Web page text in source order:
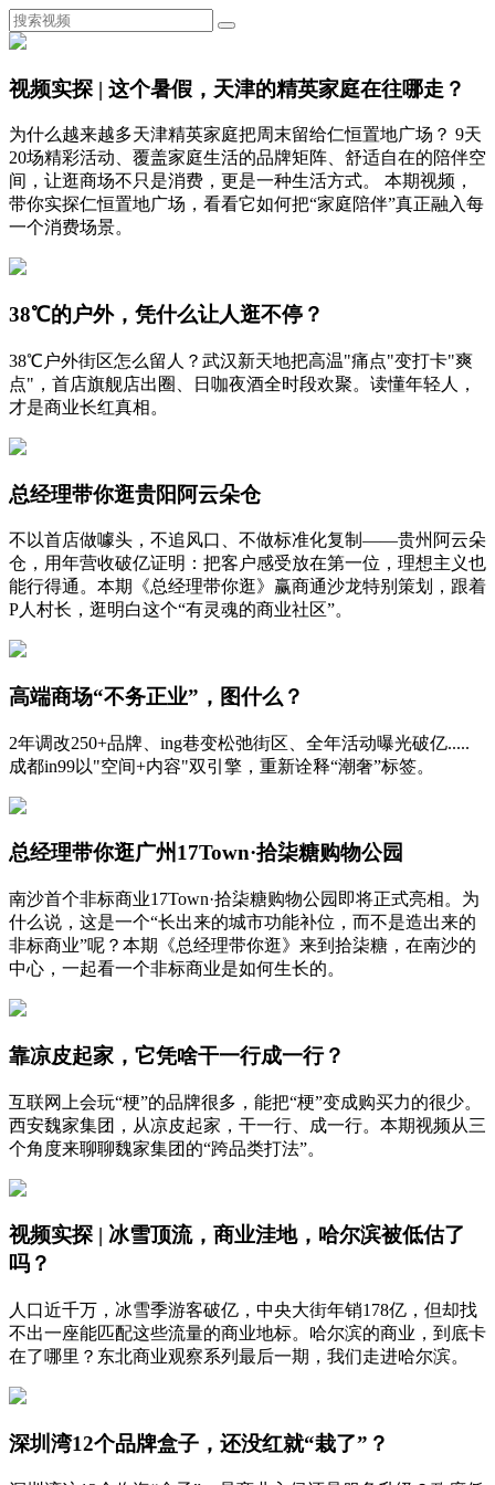
视频实探 | 这个暑假，天津的精英家庭在往哪走？
为什么越来越多天津精英家庭把周末留给仁恒置地广场？ 9天
20场精彩活动、覆盖家庭生活的品牌矩阵、舒适自在的陪伴空
间，让逛商场不只是消费，更是一种生活方式。 本期视频，
带你实探仁恒置地广场，看看它如何把“家庭陪伴”真正融入每
一个消费场景。
38℃的户外，凭什么让人逛不停？
38℃户外街区怎么留人？武汉新天地把高温"痛点"变打卡"爽
点"，首店旗舰店出圈、日咖夜酒全时段欢聚。读懂年轻人，
才是商业长红真相。
总经理带你逛贵阳阿云朵仓
不以首店做噱头，不追风口、不做标准化复制——贵州阿云朵
仓，用年营收破亿证明：把客户感受放在第一位，理想主义也
能行得通。本期《总经理带你逛》赢商通沙龙特别策划，跟着
P人村长，逛明白这个“有灵魂的商业社区”。
高端商场“不务正业”，图什么？
2年调改250+品牌、ing巷变松弛街区、全年活动曝光破亿.....
成都in99以"空间+内容"双引擎，重新诠释“潮奢”标签。
总经理带你逛广州17Town·拾柒糖购物公园
南沙首个非标商业17Town·拾柒糖购物公园即将正式亮相。为
什么说，这是一个“长出来的城市功能补位，而不是造出来的
非标商业”呢？本期《总经理带你逛》来到拾柒糖，在南沙的
中心，一起看一个非标商业是如何生长的。
靠凉皮起家，它凭啥干一行成一行？
互联网上会玩“梗”的品牌很多，能把“梗”变成购买力的很少。
西安魏家集团，从凉皮起家，干一行、成一行。本期视频从三
个角度来聊聊魏家集团的“跨品类打法”。
视频实探 | 冰雪顶流，商业洼地，哈尔滨被低估了
吗？
人口近千万，冰雪季游客破亿，中央大街年销178亿，但却找
不出一座能匹配这些流量的商业地标。哈尔滨的商业，到底卡
在了哪里？东北商业观察系列最后一期，我们走进哈尔滨。
深圳湾12个品牌盒子，还没红就“栽了”？